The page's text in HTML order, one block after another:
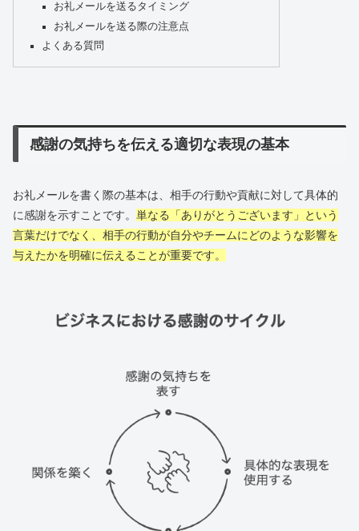
お礼メールを送るタイミング
お礼メールを送る際の注意点
よくある質問
感謝の気持ちを伝える適切な表現の基本
お礼メールを書く際の基本は、相手の行動や貢献に対して具体的
に感謝を示すことです。 単なる「ありがとうございます」という
言葉だけでなく、相手の行動が自分やチームにどのような影響を
与えたかを明確に伝えることが重要です。